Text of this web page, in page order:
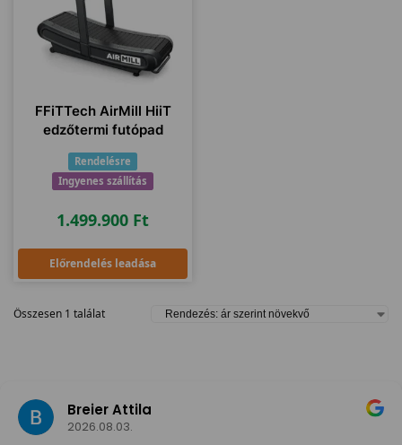
FFiTTech AirMill HiiT
edzőtermi futópad
Rendelésre
Ingyenes szállítás
1.499.900 Ft
Előrendelés leadása
Összesen 1 találat
Breier Attila
2026.08.03.